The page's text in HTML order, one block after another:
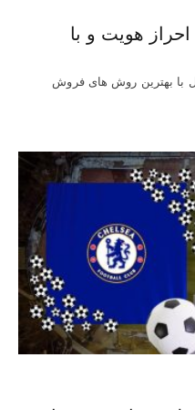
هویت و با
با بهترین روش‌ های فروش